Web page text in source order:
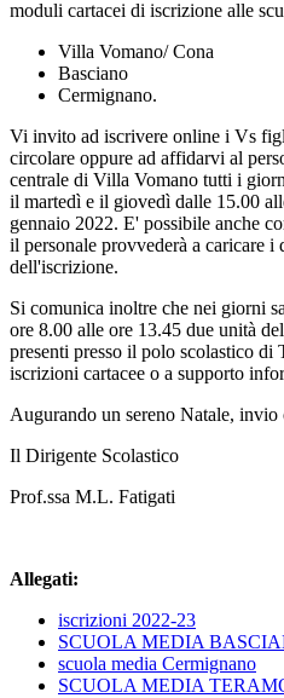
moduli cartacei di iscrizione alle
Villa Vomano/ Cona
Basciano
Cermignano.
Vi invito ad iscrivere online i Vs
circolare oppure ad affidarvi al
centrale di Villa Vomano tutti i
il martedì e il giovedì dalle 15.00
gennaio 2022. E' possibile anche
il personale provvederà a caricare
dell'iscrizione.
Si comunica inoltre che nei giorni
ore 8.00 alle ore 13.45 due unità
presenti presso il polo scolastico
iscrizioni cartacee o a supporto
Augurando un sereno Natale, invio
Il Dirigente Scolastico
Prof.ssa M.L. Fatigati
Allegati:
iscrizioni 2022-23
SCUOLA MEDIA
scuola media Cermignano
SCUOLA MEDIA